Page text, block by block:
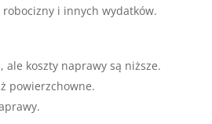
i innych wydatków.
ale koszty naprawy są niższe.
powierzchowne.